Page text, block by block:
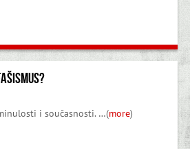
i současnosti. …(more)